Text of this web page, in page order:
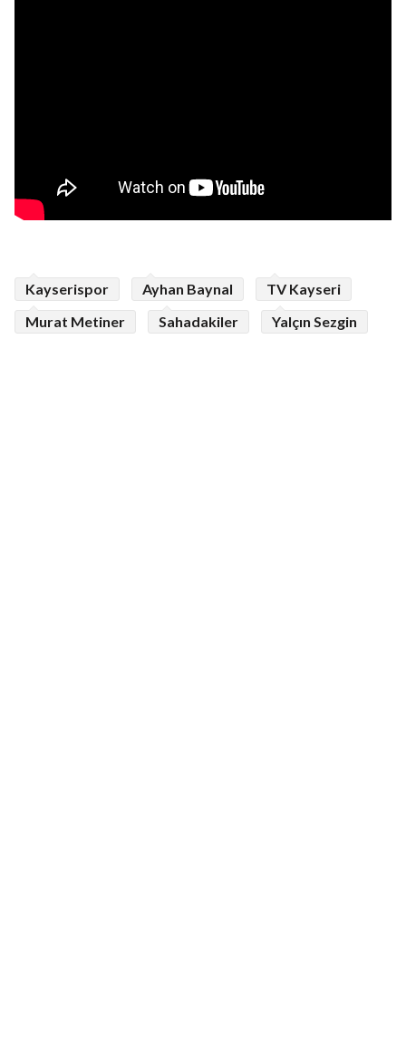
Kayserispor Ayhan Baynal
TV Kayseri
Murat Metiner
Sahadakiler Yalçın Sezgin